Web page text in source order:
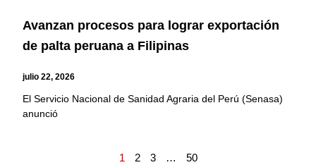
Avanzan procesos para lograr exportación
de palta peruana a Filipinas
julio 22, 2026
El Servicio Nacional de Sanidad Agraria del Perú (Senasa)
anunció
1 2 3 … 50